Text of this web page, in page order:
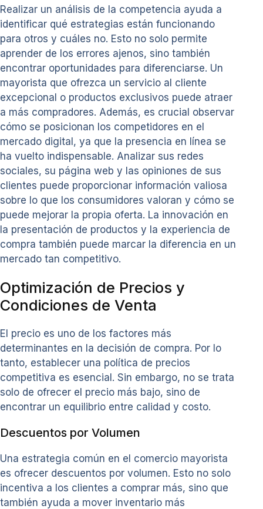
Realizar un análisis de la competencia ayuda a
identificar qué estrategias están funcionando
para otros y cuáles no. Esto no solo permite
aprender de los errores ajenos, sino también
encontrar oportunidades para diferenciarse. Un
mayorista que ofrezca un servicio al cliente
excepcional o productos exclusivos puede atraer
a más compradores. Además, es crucial observar
cómo se posicionan los competidores en el
mercado digital, ya que la presencia en línea se
ha vuelto indispensable. Analizar sus redes
sociales, su página web y las opiniones de sus
clientes puede proporcionar información valiosa
sobre lo que los consumidores valoran y cómo se
puede mejorar la propia oferta. La innovación en
la presentación de productos y la experiencia de
compra también puede marcar la diferencia en un
mercado tan competitivo.
Optimización de Precios y
Condiciones de Venta
El precio es uno de los factores más
determinantes en la decisión de compra. Por lo
tanto, establecer una política de precios
competitiva es esencial. Sin embargo, no se trata
solo de ofrecer el precio más bajo, sino de
encontrar un equilibrio entre calidad y costo.
Descuentos por Volumen
Una estrategia común en el comercio mayorista
es ofrecer descuentos por volumen. Esto no solo
incentiva a los clientes a comprar más, sino que
también ayuda a mover inventario más